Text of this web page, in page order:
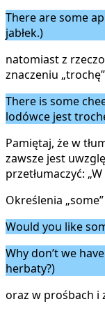
There are some
jabłek.)
natomiast z
znaczeniu
There is some
lodówce jest
Pamiętaj, że w
zawsze jest
przetłumaczyć:
Określenia
Would you like
Why don’t we
herbaty?)
oraz w prośbach i